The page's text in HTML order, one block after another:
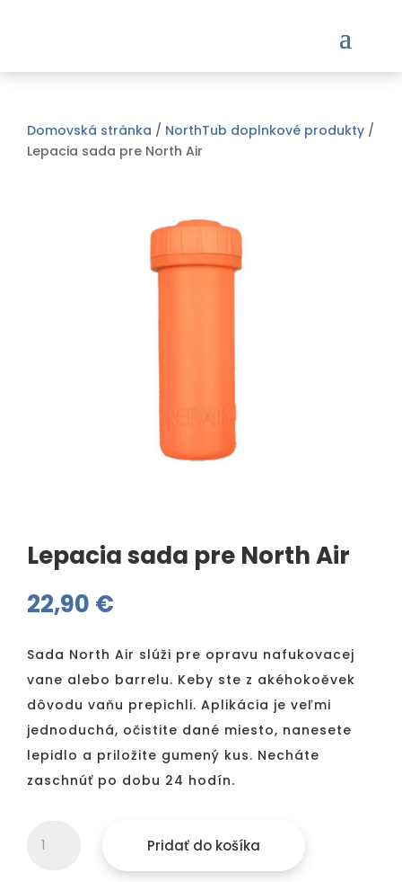
Domovská stránka / NorthTub doplnkové produkty /
Lepacia sada pre North Air
Lepacia sada pre North Air
22,90 €
Sada North Air slúži pre opravu nafukovacej
vane alebo barrelu. Keby ste z akéhokoěvek
dôvodu vaňu prepichli. Aplikácia je veľmi
jednoduchá, očistite dané miesto, nanesete
lepidlo a priložite gumený kus. Necháte
zaschnúť po dobu 24 hodín.
Lepacia
Pridať do košíka